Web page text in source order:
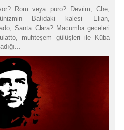
Rom veya puro? Devrim, Che,
Batıdaki kalesi, Elian,
Santa Clara? Macumba geceleri
muhteşem gülüşleri ile Küba